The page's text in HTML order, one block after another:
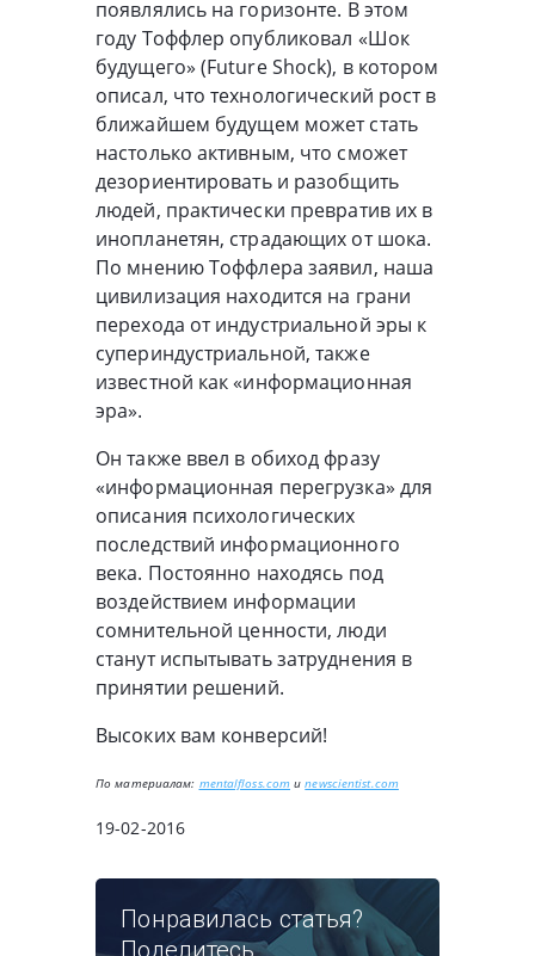
появлялись на горизонте. В этом
году Тоффлер опубликовал «Шок
будущего» (Future Shock), в котором
описал, что технологический рост в
ближайшем будущем может стать
настолько активным, что сможет
дезориентировать и разобщить
людей, практически превратив их в
инопланетян, страдающих от шока.
По мнению Тоффлера заявил, наша
цивилизация находится на грани
перехода от индустриальной эры к
супериндустриальной, также
известной как «информационная
эра».
Он также ввел в обиход фразу
«информационная перегрузка» для
описания психологических
последствий информационного
века. Постоянно находясь под
воздействием информации
сомнительной ценности, люди
станут испытывать затруднения в
принятии решений.
Высоких вам конверсий!
По материалам: mentalfloss.com иnewscientist.com
19-02-2016
Понравилась статья?